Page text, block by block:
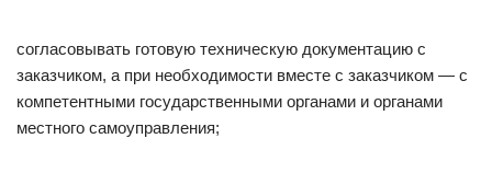
согласовывать готовую техническую документацию с
заказчиком, а при необходимости вместе с заказчиком — с
компетентными государственными органами и органами
местного самоуправления;